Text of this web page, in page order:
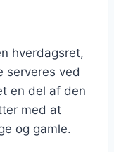
hverdagsret,
serveres ved
en del af den
med at
og gamle.